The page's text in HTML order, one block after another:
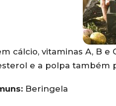
cálcio, vitaminas A, B e
e a polpa também
Beringela